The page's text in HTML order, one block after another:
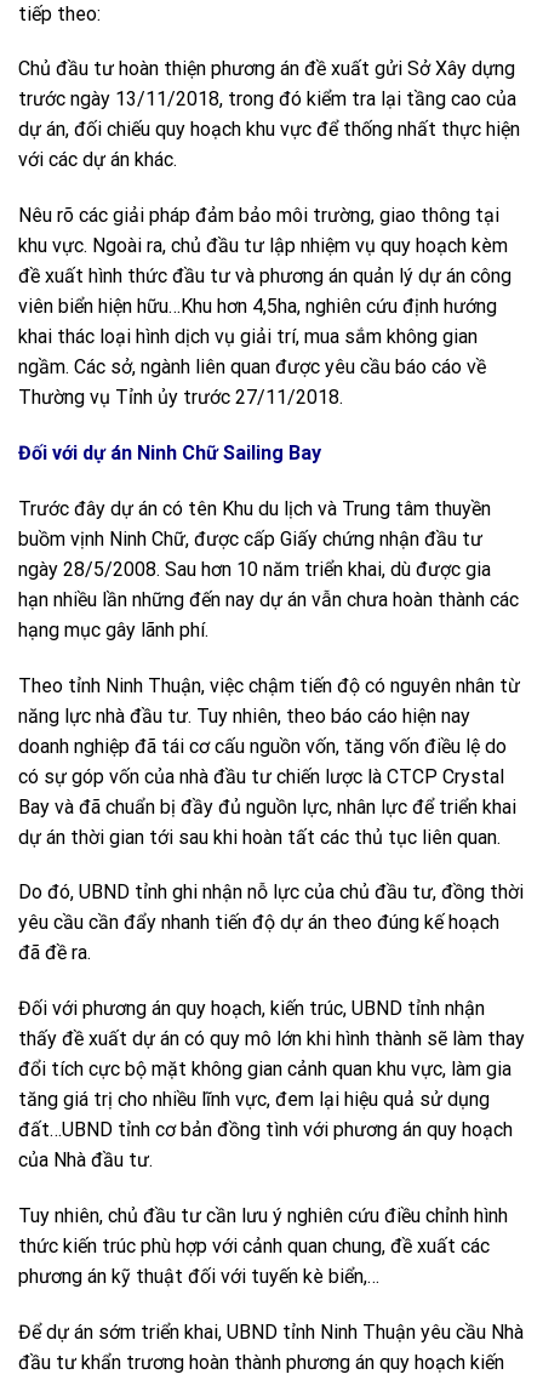
tiếp theo:
Chủ đầu tư hoàn thiện phương án đề xuất gửi Sở Xây dựng
trước ngày 13/11/2018, trong đó kiểm tra lại tầng cao của
dự án, đối chiếu quy hoạch khu vực để thống nhất thực hiện
với các dự án khác.
Nêu rõ các giải pháp đảm bảo môi trường, giao thông tại
khu vực. Ngoài ra, chủ đầu tư lập nhiệm vụ quy hoạch kèm
đề xuất hình thức đầu tư và phương án quản lý dự án công
viên biển hiện hữu…Khu hơn 4,5ha, nghiên cứu định hướng
khai thác loại hình dịch vụ giải trí, mua sắm không gian
ngầm. Các sở, ngành liên quan được yêu cầu báo cáo về
Thường vụ Tỉnh ủy trước 27/11/2018.
Đối với dự án Ninh Chữ Sailing Bay
Trước đây dự án có tên Khu du lịch và Trung tâm thuyền
buồm vịnh Ninh Chữ, được cấp Giấy chứng nhận đầu tư
ngày 28/5/2008. Sau hơn 10 năm triển khai, dù được gia
hạn nhiều lần những đến nay dự án vẫn chưa hoàn thành các
hạng mục gây lãnh phí.
Theo tỉnh Ninh Thuận, việc chậm tiến độ có nguyên nhân từ
năng lực nhà đầu tư. Tuy nhiên, theo báo cáo hiện nay
doanh nghiệp đã tái cơ cấu nguồn vốn, tăng vốn điều lệ do
có sự góp vốn của nhà đầu tư chiến lược là CTCP Crystal
Bay và đã chuẩn bị đầy đủ nguồn lực, nhân lực để triển khai
dự án thời gian tới sau khi hoàn tất các thủ tục liên quan.
Do đó, UBND tỉnh ghi nhận nỗ lực của chủ đầu tư, đồng thời
yêu cầu cần đẩy nhanh tiến độ dự án theo đúng kế hoạch
đã đề ra.
Đối với phương án quy hoạch, kiến trúc, UBND tỉnh nhận
thấy đề xuất dự án có quy mô lớn khi hình thành sẽ làm thay
đổi tích cực bộ mặt không gian cảnh quan khu vực, làm gia
tăng giá trị cho nhiều lĩnh vực, đem lại hiệu quả sử dụng
đất…UBND tỉnh cơ bản đồng tình với phương án quy hoạch
của Nhà đầu tư.
Tuy nhiên, chủ đầu tư cần lưu ý nghiên cứu điều chỉnh hình
thức kiến trúc phù hợp với cảnh quan chung, đề xuất các
phương án kỹ thuật đối với tuyến kè biển,…
Để dự án sớm triển khai, UBND tỉnh Ninh Thuận yêu cầu Nhà
đầu tư khẩn trương hoàn thành phương án quy hoạch kiến